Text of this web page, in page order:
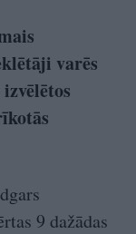
varēs
9 dažādas